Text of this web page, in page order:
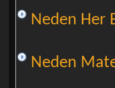
Neden Her
Neden